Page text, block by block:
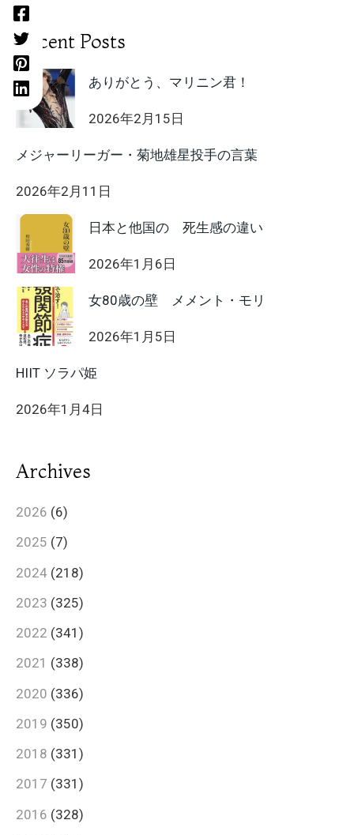
Recent Posts
ありがとう、マリニン君！
2026年2月15日
メジャーリーガー・菊地雄星投手の言葉
2026年2月11日
日本と他国の 死生感の違い
2026年1月6日
女80歳の壁 メメント・モリ
2026年1月5日
HIIT ソラパ姫
2026年1月4日
Archives
2026 (6)
2025 (7)
2024 (218)
2023 (325)
2022 (341)
2021 (338)
2020 (336)
2019 (350)
2018 (331)
2017 (331)
2016 (328)